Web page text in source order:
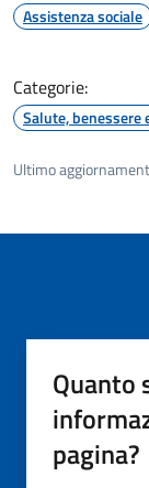
Assistenza sociale
Categorie:
Salute, benessere
Ultimo
Quanto
pagina?